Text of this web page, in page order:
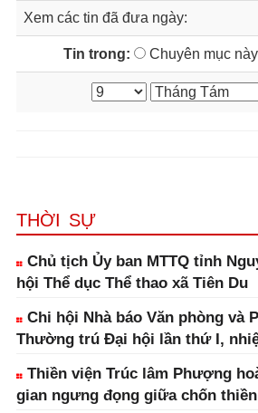
Xem các tin đã đưa ngày:
Tin trong: Chuyên mục này
THỜI SỰ
Chủ tịch Ủy ban MTTQ tỉnh
hội Thể dục Thể thao xã Tiên Du
Chi hội Nhà báo Văn phòng và
Thường trú Đại hội lần thứ I,
Thiền viện Trúc lâm Phượng
gian ngưng đọng giữa chốn